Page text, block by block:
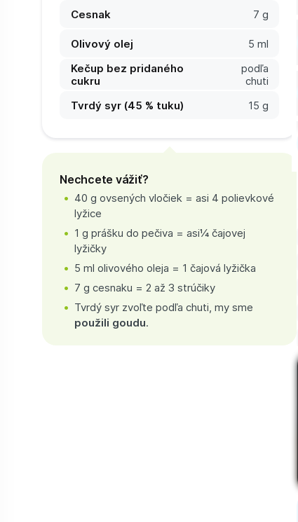
Cesnak 7 g
Olivový olej
5 ml
Kečup bez pridaného
cukru
podľa
chuti
Tvrdý syr (45 % tuku)
15 g
Nechcete vážiť?
40 g ovsených vločiek = asi 4 polievkové
lyžice
1 g prášku do pečiva = asi¼ čajovej
lyžičky
5 ml olivového oleja = 1 čajová lyžička
7 g cesnaku = 2 až 3 strúčiky
Tvrdý syr zvoľte podľa chuti, my sme
použili goudu.